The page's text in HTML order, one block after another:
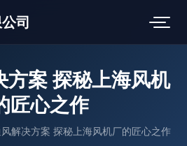
司
方案 探秘上海风机
匠心之作
解决方案 探秘上海风机厂的匠心之作